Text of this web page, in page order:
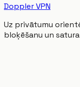
Doppler VPN
Uz privātumu
bloķēšanu un